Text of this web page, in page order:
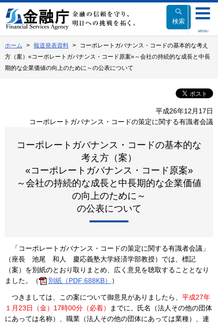
文
へ
動
検索
MENU
ホーム 報道発表資料
コーポレートガバナンス・コードの基本的な考え
方（案）«コーポレートガバナンス・コード原案»～会社の持続的な成長と中長
期的な企業価値の向上のために～の公表について
平成26年12月17日
コーポレートガバナンス・コードの策定に関する有識者会議
コーポレートガバナンス・コードの基本的な
考え方（案）
«コーポレートガバナンス・コード原案»
～会社の持続的な成長と中長期的な企業価値
の向上のために～
の公表について
「コーポレートガバナンス・コードの策定に関する有識者会議」
（座長 池尾 和人 慶応義塾大学経済学部教授）では、標記
（案）を別紙のとおり取りまとめ、広く意見を聴取することとなり
ました。（
別紙（PDF:688KB） ）
つきましては、この案について御意見がありましたら、 平成27年
１月23日（金）17時00分（必着）
までに、氏名（法人その他の団体
にあっては名称）、職業（法人その他の団体にあっては業種）、連